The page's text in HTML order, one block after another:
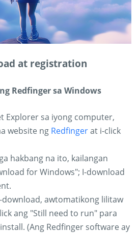
at registration
Redfinger sa Windows
Explorer sa iyong computer,
website ng Redfingerat i-click
hakbang na ito, kailangan
for Windows"; I-download
download, awtomatikong lilitaw
ang "Still need to run" para
(Ang Redfinger software ay